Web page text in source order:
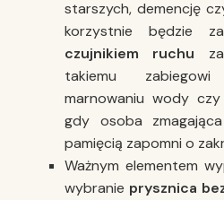
starszych, demencję
korzystnie będzie
czujnikiem ruchu
takiemu
marnowaniu wody
gdy osoba
pamięcią zapomni o
Ważnym elementem
wybranie prysznica